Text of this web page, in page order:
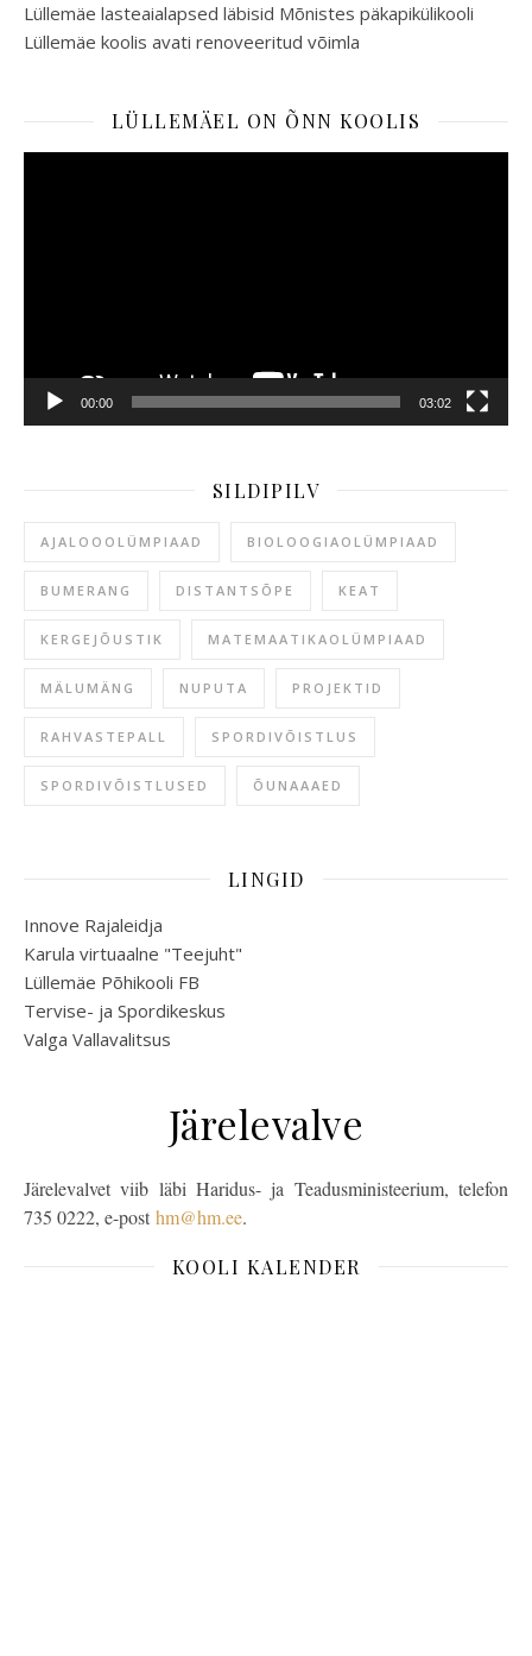
Lüllemäe lasteaialapsed läbisid Mõnistes päkapikülikooli
Lüllemäe koolis avati renoveeritud võimla
LÜLLEMÄEL ON ÕNN KOOLIS
00:00 03:02
SILDIPILV
AJALOOOLÜMPIAAD BIOLOOGIAOLÜMPIAAD
BUMERANG DISTANTSÕPE KEAT
KERGEJÕUSTIK MATEMAATIKAOLÜMPIAAD
MÄLUMÄNG NUPUTA PROJEKTID
RAHVASTEPALL SPORDIVÕISTLUS
SPORDIVÕISTLUSED ÕUNAAAED
LINGID
Innove Rajaleidja
Karula virtuaalne "Teejuht"
Lüllemäe Põhikooli FB
Tervise- ja Spordikeskus
Valga Vallavalitsus
Järelevalve
Järelevalvet viib läbi Haridus- ja Teadusministeerium, telefon
735 0222, e-post hm@hm.ee.
KOOLI KALENDER